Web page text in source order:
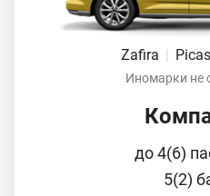
Zafira |
Иномарки не
до 4(6)
5(2)